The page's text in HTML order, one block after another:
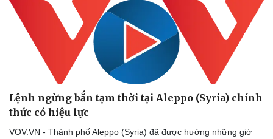
Vụ án
Tin nóng
Tư vấn luật
Vũ khí
Việt Nam
Phân tích
Lệnh ngừng bắn tạm thời tại Aleppo (Syria) chính
thức có hiệu lực
VOV.VN - Thành phố Aleppo (Syria) đã được hưởng những giờ